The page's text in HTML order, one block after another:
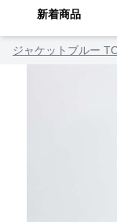
新着商品
ジャケットブルー